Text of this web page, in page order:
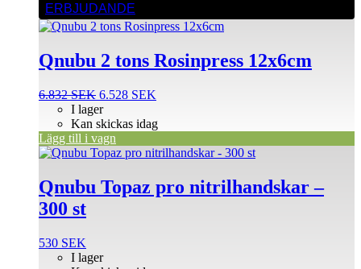
ERBJUDANDE
Qnubu 2 tons Rosinpress 12x6cm
6.832SEK Det
ursprungliga
priset
var:
6.832 SEK.
6.528 SEK
priset
6.528 SEK.
I lager
Kan skickas idag
Lägg till i vagn
Qnubu Topaz pro nitrilhandskar –
300 st
530 SEK
I lager
Den
produkten
har
flera
De
olika